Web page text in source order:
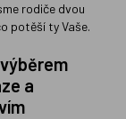
rodiče dvou
potěší ty Vaše.
a